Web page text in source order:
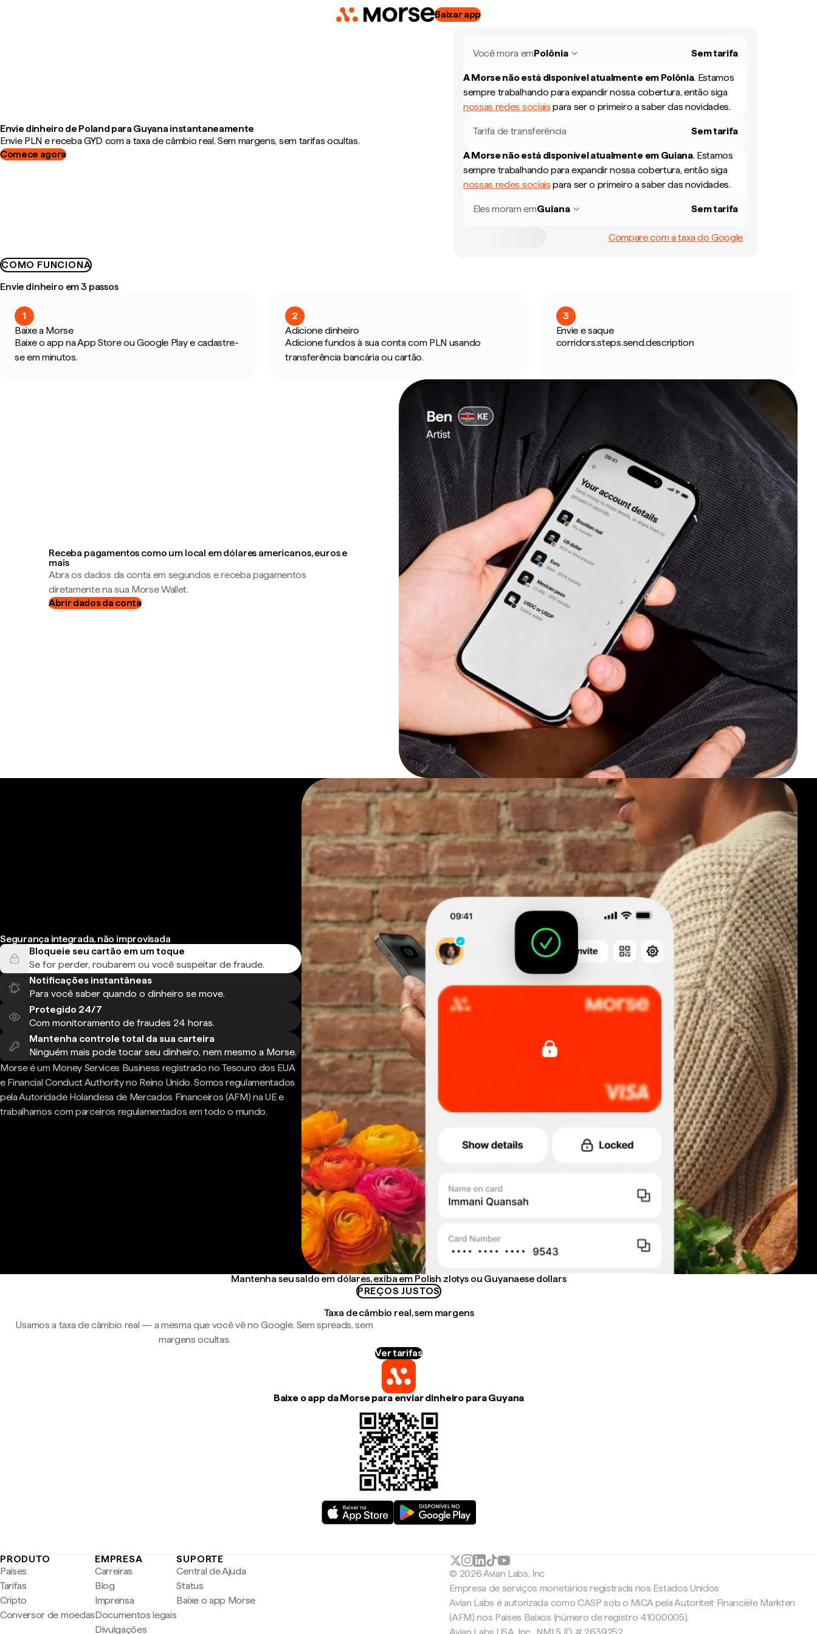
Baixar app
Envie dinheiro de Poland para Guyana instantaneamente
Envie PLN e receba GYD com a taxa de câmbio real. Sem margens, sem tarifas ocultas.
Comece agora
Você mora emPolônia Sem tarifa
A Morse não está disponível atualmente em Polônia. Estamos
sempre trabalhando para expandir nossa cobertura, então siga
nossas redes sociais para ser o primeiro a saber das novidades.
Tarifa de transferência Sem tarifa
A Morse não está disponível atualmente em Guiana. Estamos
sempre trabalhando para expandir nossa cobertura, então siga
nossas redes sociais para ser o primeiro a saber das novidades.
Eles moram emGuiana Sem tarifa
Compare com a taxa do Google
COMO FUNCIONA
Envie dinheiro em 3 passos
1
Baixe a Morse
Baixe o app na App Store ou Google Play e cadastre-
se em minutos.
2
Adicione dinheiro
Adicione fundos à sua conta com PLN usando
transferência bancária ou cartão.
3
Envie e saque
corridors.steps.send.description
Receba pagamentos como um local em dólares americanos, euros e
mais
Abra os dados da conta em segundos e receba pagamentos
diretamente na sua Morse Wallet.
Abrir dados da conta
Segurança integrada, não improvisada
Bloqueie seu cartão em um toque
Se for perder, roubarem ou você suspeitar de fraude.
Notificações instantâneas
Para você saber quando o dinheiro se move.
Protegido 24/7
Com monitoramento de fraudes 24 horas.
Mantenha controle total da sua carteira
Ninguém mais pode tocar seu dinheiro, nem mesmo a Morse.
Morse é um Money Services Business registrado no Tesouro dos EUA
e Financial Conduct Authority no Reino Unido. Somos regulamentados
pela Autoridade Holandesa de Mercados Financeiros (AFM) na UE e
trabalhamos com parceiros regulamentados em todo o mundo.
Mantenha seu saldo em dólares, exiba em Polish zlotys ou Guyanaese dollars
PREÇOS JUSTOS
Taxa de câmbio real, sem margens
Usamos a taxa de câmbio real — a mesma que você vê no Google. Sem spreads, sem
margens ocultas.
Ver tarifas
Baixe o app da Morse para enviar dinheiro para Guyana
PRODUTO
Países
Tarifas
Cripto
Conversor de moedas
EMPRESA
Carreiras
Blog
Imprensa
Documentos legais
Divulgações
SUPORTE
Central de Ajuda
Status
Baixe o app Morse
© 2026 Avian Labs, Inc
Empresa de serviços monetários registrada nos Estados Unidos
Avian Labs é autorizada como CASP sob o MiCA pela Autoriteit Financiële Markten
(AFM) nos Países Baixos (número de registro 41000005).